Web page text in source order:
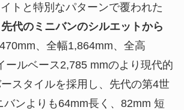
トと特別なパターンで覆われた
先代のミニバンのシルエットから
、全幅1,864mm、全高
ールベース2,785 mmのより現代的
スタイルを採用し、先代の第4世
バンよりも64mm長く、82mm 短